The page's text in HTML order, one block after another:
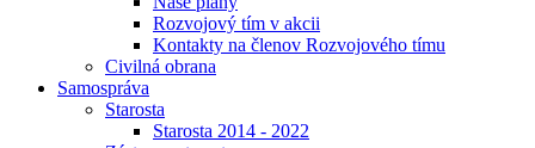
Rozvojový tím v akcii
Kontakty na členov Rozvojového tímu
Civilná obrana
Samospráva
Starosta
Starosta 2014 - 2022